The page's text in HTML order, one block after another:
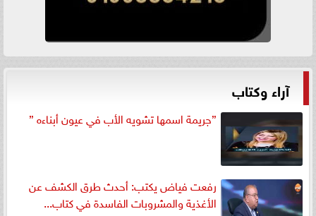
آراء وكتاب
”جريمة اسمها تشويه الأب في عيون أبناءه ”
رفعت فياض يكتب: أحدث طرق الكشف عن
الأغذية والمشروبات الفاسدة في كتاب...